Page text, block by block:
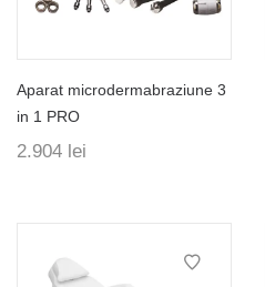
Aparat microdermabraziune 3
in 1 PRO
2.904 lei